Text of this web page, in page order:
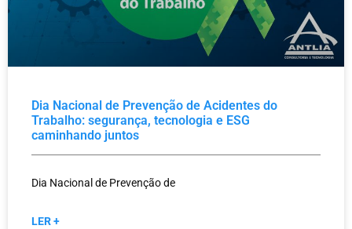
Dia Nacional de Prevenção de Acidentes do
Trabalho: segurança, tecnologia e ESG
caminhando juntos
Dia Nacional de Prevenção de
LER +